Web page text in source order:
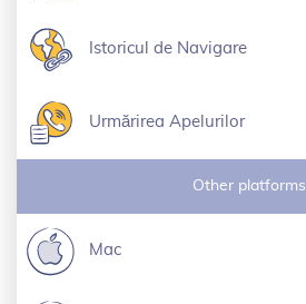
Istoricul de Navigare
Urmărirea Apelurilor
Other platforms
Mac